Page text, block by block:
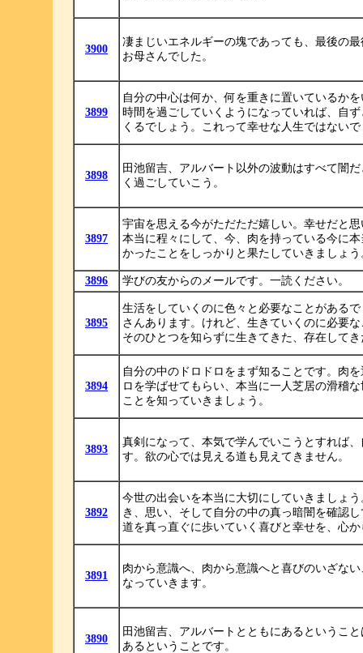
3900
凄まじいエネルギーの塊であっても、最後の
お母さんでした。
3899
自分の中心は何か、何を重きに置いているか
時間を過ごしていくようになっていれば、自
くるでしょう。これって幸せな人生ではない
3898
田池留吉、アルバート以外の波動はすべて闇
く過ごしていこう。
3897
宇宙を思える今がただただ嬉しい。幸せだと
本当に程々にして、今、肉を持っている今に
かったことをしっかりと果たしていきましょう
3896 学びの友からのメールです。一読ください。
3895
生活をしていくのに色々と必要なことがある
さんあります。けれど、生きていくのに必要
そのひとつを知らずに生きてきた、存在して
3894
自分の中のドロドロをまず知ることです。肉
ロを学ばせてもらい、本当に一人芝居の滑稽
ことを知っていきましょう。
3893
真剣になって、本気で学んでいこうとすれば
す。欲の心では見える道も見えてきません。
3892
今世の出会いを本当に大切にしていきましょ
き、思い、そして自分の中の真っ暗闇を確認
道を真っ直ぐに歩いていく喜びと幸せを、心
3891
肉から意識へ、肉から意識へと喜びのいざな
なっていきます。
3890
田池留吉、アルバートとともにあるというこ
あるということです。